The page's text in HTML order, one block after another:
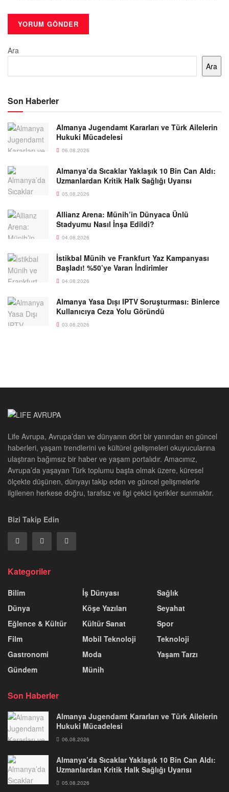
Ara
Ara
Son Haberler
Almanya Jugendamt Kararları ve Türk Ailelerin
Hukuki Mücadelesi
06.08.2026
Almanya’da Sıcaklar Yaklaşık 10 Bin Can Aldı:
Uzmanlardan Kritik Halk Sağlığı Uyarısı
05.08.2026
Allianz Arena: Münih’in Dünyaca Ünlü
Stadyumu Nasıl İnşa Edildi?
04.08.2026
İstikbal Münih ve Frankfurt Yaz Kampanyası
Başladı! %50’ye Varan İndirimler
04.08.2026
Almanya Yasa Dışı IPTV Soruşturması: Binlerce
Kullanıcıya Ceza Yolu Göründü
03.08.2026
Life Avrupa, Avrupa’dan ve dünyanın dört bir yanından en güncel
haberleri, yaşam trendlerini ve kültürel gelişmeleri okuyucularına
ulaştıran bağımsız bir haber ve yaşam portalıdır. Amacımız,
Avrupa’da yaşayan Türk toplumu başta olmak üzere, küresel
ölçekte düşünen, dünyayı takip eden ve güncel gelişmelerle
ilgilenen herkese doğru, tarafsız ve ilgi çekici içerikler sunmaktır.
Bizi Takip Edin
Kategoriler
Bilim
Dünya
Eğlence & Kültür
Film
Gastronomi
Gündem
İş Dünyası
Köşe Yazıları
Kültür Sanat
Mobil Teknoloji
Moda
Münih
Sağlık
Seyahat
Spor
Teknoloji
Yaşam Tarzı
Son Haberler
Almanya Jugendamt Kararları ve Türk Ailelerin
Hukuki Mücadelesi
06.08.2026
Almanya’da Sıcaklar Yaklaşık 10 Bin Can Aldı:
Uzmanlardan Kritik Halk Sağlığı Uyarısı
05.08.2026